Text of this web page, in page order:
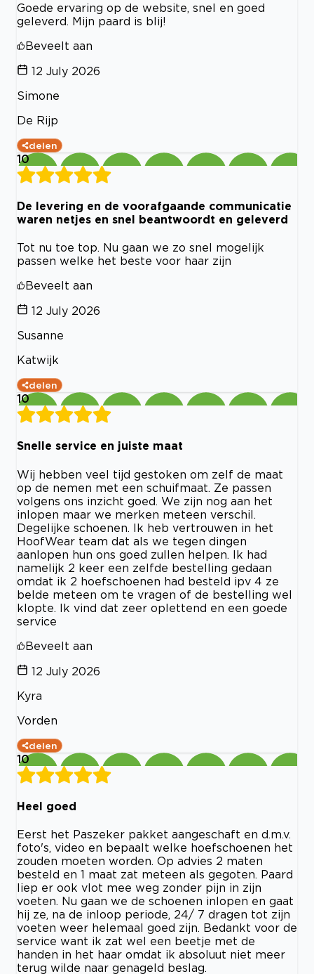
Goede ervaring op de website, snel en goed
geleverd. Mijn paard is blij!
Beveelt aan
12 July 2026
Simone
De Rijp
delen
10
De levering en de voorafgaande communicatie
waren netjes en snel beantwoordt en geleverd
Tot nu toe top. Nu gaan we zo snel mogelijk
passen welke het beste voor haar zijn
Beveelt aan
12 July 2026
Susanne
Katwijk
delen
10
Snelle service en juiste maat
Wij hebben veel tijd gestoken om zelf de maat
op de nemen met een schuifmaat. Ze passen
volgens ons inzicht goed. We zijn nog aan het
inlopen maar we merken meteen verschil.
Degelijke schoenen. Ik heb vertrouwen in het
HoofWear team dat als we tegen dingen
aanlopen hun ons goed zullen helpen. Ik had
namelijk 2 keer een zelfde bestelling gedaan
omdat ik 2 hoefschoenen had besteld ipv 4 ze
belde meteen om te vragen of de bestelling wel
klopte. Ik vind dat zeer oplettend en een goede
service
Beveelt aan
12 July 2026
Kyra
Vorden
delen
10
Heel goed
Eerst het Paszeker pakket aangeschaft en d.m.v.
foto's, video en bepaalt welke hoefschoenen het
zouden moeten worden. Op advies 2 maten
besteld en 1 maat zat meteen als gegoten. Paard
liep er ook vlot mee weg zonder pijn in zijn
voeten. Nu gaan we de schoenen inlopen en gaat
hij ze, na de inloop periode, 24/ 7 dragen tot zijn
voeten weer helemaal goed zijn. Bedankt voor de
service want ik zat wel een beetje met de
handen in het haar omdat ik absoluut niet meer
terug wilde naar genageld beslag.